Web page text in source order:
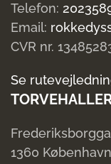
Telefon:
Email:
CVR nr.
Se
1360